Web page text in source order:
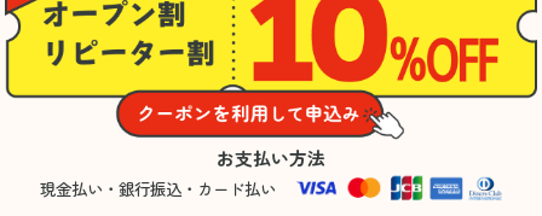
お支払い方法
現金払い・銀行振込・カード払い